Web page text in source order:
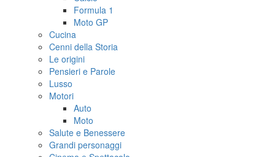
Formula 1
Moto GP
Cucina
Cenni della Storia
Le origini
Pensieri e Parole
Lusso
Motori
Auto
Moto
Salute e Benessere
Grandi personaggi